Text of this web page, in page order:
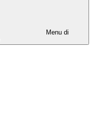
Menu di